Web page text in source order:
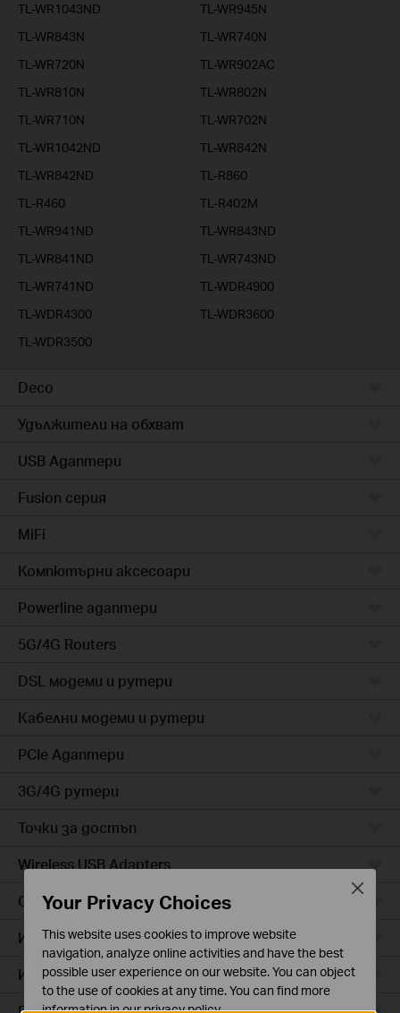
TL-WR1043ND
TL-WR945N
TL-WR843N
TL-WR740N
TL-WR720N
TL-WR902AC
TL-WR810N
TL-WR802N
TL-WR710N
TL-WR702N
TL-WR1042ND
TL-WR842N
TL-WR842ND
TL-R860
TL-R460
TL-R402M
TL-WR941ND
TL-WR843ND
TL-WR841ND
TL-WR743ND
TL-WR741ND
TL-WDR4900
TL-WDR4300
TL-WDR3600
TL-WDR3500
Deco
Удължители на обхват
USB Адаптери
Fusion серия
MiFi
Компютърни аксесоари
Powerline адаптери
5G/4G Routers
DSL модеми и рутери
Кабелни модеми и рутери
PCIe Адаптери
3G/4G рутери
Точки за достъп
Wireless USB Adapters
Cloud камери
Интелигентни контакти
Интелигентно осветление
Your Privacy Choices
This website uses cookies to improve website
navigation, analyze online activities and have the best
possible user experience on our website. You can object
to the use of cookies at any time. You can find more
information in ourprivacy policy.
Close